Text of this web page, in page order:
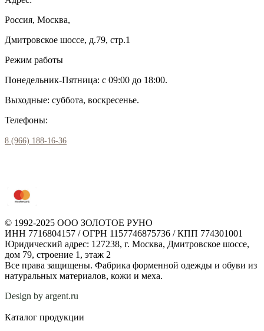
Россия, Москва,
Дмитровское шоссе, д.79, стр.1
Режим работы
Понедельник-Пятница: с 09:00 до 18:00.
Выходные: суббота, воскресенье.
Телефоны:
8 (966) 188-16-36
© 1992-2025 ООО ЗОЛОТОЕ РУНО
ИНН 7716804157 / ОГРН 1157746875736 / КПП 774301001
Юридический адрес: 127238, г. Москва, Дмитровское шоссе,
дом 79, строение 1, этаж 2
Все права защищены. Фабрика форменной одежды и обуви из
натуральных материалов, кожи и меха.
Design by argent.ru
Каталог продукции